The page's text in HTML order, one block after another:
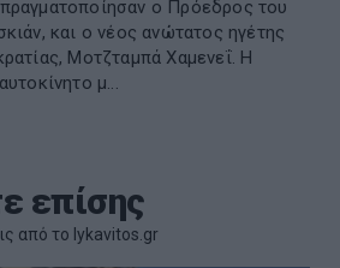
ο Πρόεδρος του
και ο νέος ανώτατος ηγέτης
Μοτζταμπά Χαμενεΐ. Η
μ...
επίσης
από το lykavitos.gr